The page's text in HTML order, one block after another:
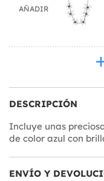
AÑADIR
DESCRIPCIÓN
Incluye unas
de color azul con
ENVÍO Y